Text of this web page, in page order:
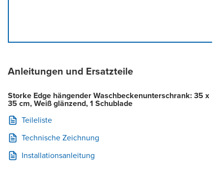
Anleitungen und Ersatzteile
Storke Edge hängender Waschbeckenunterschrank: 35 x
35 cm, Weiß glänzend, 1 Schublade
Teileliste
Technische Zeichnung
Installationsanleitung